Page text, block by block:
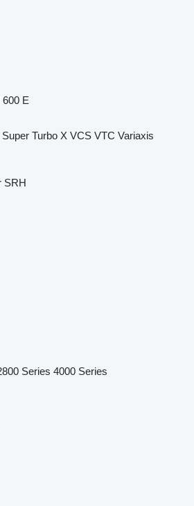
600 E
Super Turbo X VCS VTC Variaxis
SRH
Series 4000 Series